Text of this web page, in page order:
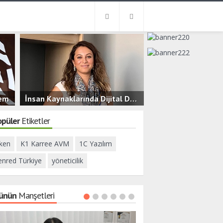
İnsan Kaynaklarında Dijital Dönüşüm ve Yeni Nesil Çalışan Deneyimi
Etiketler
K1 Karree AVM
1C Yazılım
Türkiye
yöneticilik
Manşetleri